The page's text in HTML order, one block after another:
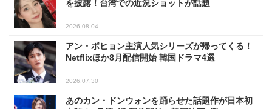
を披露！台湾での近況ショットが話題
2026.08.04
アン・ボヒョン主演人気シリーズが帰ってくる！
Netflixほか8月配信開始 韓国ドラマ4選
2026.07.30
あのカン・ドンウォンを踊らせた話題作が日本初